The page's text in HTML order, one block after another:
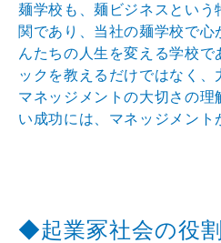
麺学校も、麺ビジネスとい
関であり、当社の麺学校で心
んたちの人生を変える学校
ックを教えるだけではなく、
マネッジメントの大切さの
い成功には、マネッジメント
◆起業冢社会の役割